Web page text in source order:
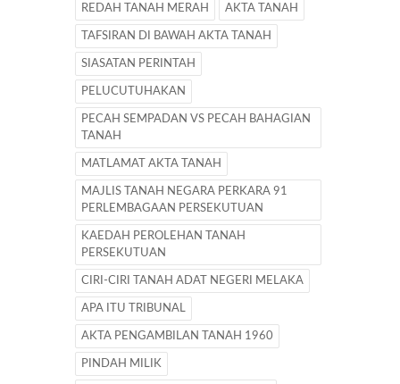
REDAH TANAH MERAH AKTA TANAH
TAFSIRAN DI BAWAH AKTA TANAH
SIASATAN PERINTAH
PELUCUTUHAKAN
PECAH SEMPADAN VS PECAH BAHAGIAN
TANAH
MATLAMAT AKTA TANAH
MAJLIS TANAH NEGARA PERKARA 91
PERLEMBAGAAN PERSEKUTUAN
KAEDAH PEROLEHAN TANAH
PERSEKUTUAN
CIRI-CIRI TANAH ADAT NEGERI MELAKA
APA ITU TRIBUNAL
AKTA PENGAMBILAN TANAH 1960
PINDAH MILIK